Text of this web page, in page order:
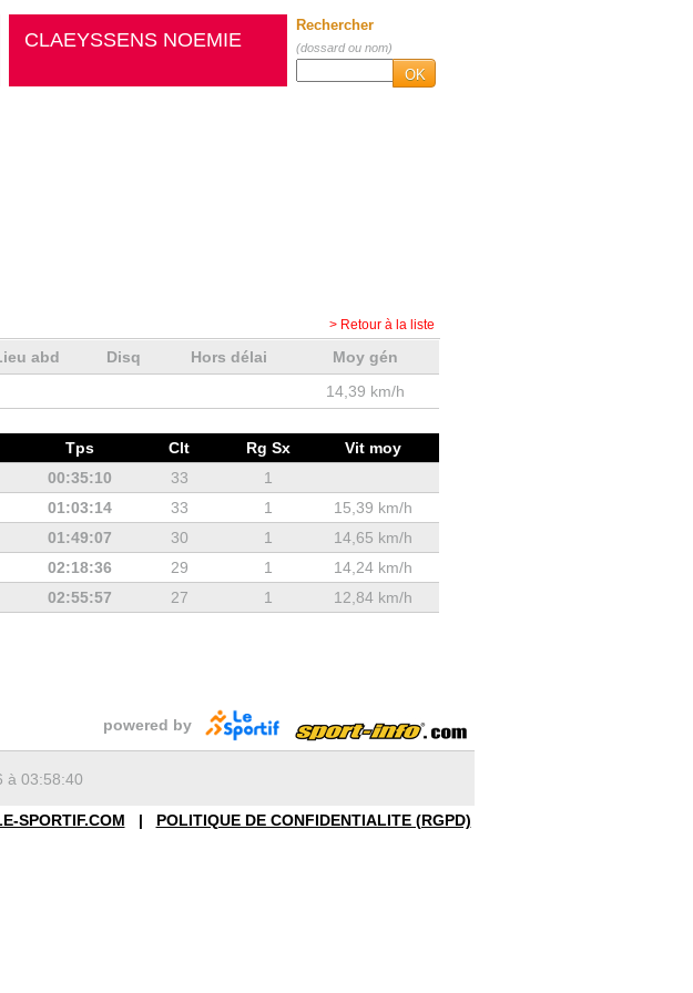
CLAEYSSENS NOEMIE
Rechercher
(dossard ou nom)
OK
> Retour à la liste
abd Disq Hors délai
Moy gén
14,39 km/h
Tps Clt Rg Sx
Vit moy
00:35:10 33
1
01:03:14 33 1
15,39 km/h
01:49:07 30 1
14,65 km/h
02:18:36 29 1
14,24 km/h
02:55:57 27 1 12,84 km/h
powered by
à 03:58:40
SPORTIF.COM | POLITIQUE DE CONFIDENTIALITE (RGPD)